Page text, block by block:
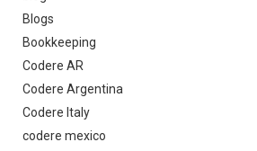
Blogs
Bookkeeping
Codere AR
Codere Argentina
Codere Italy
codere mexico